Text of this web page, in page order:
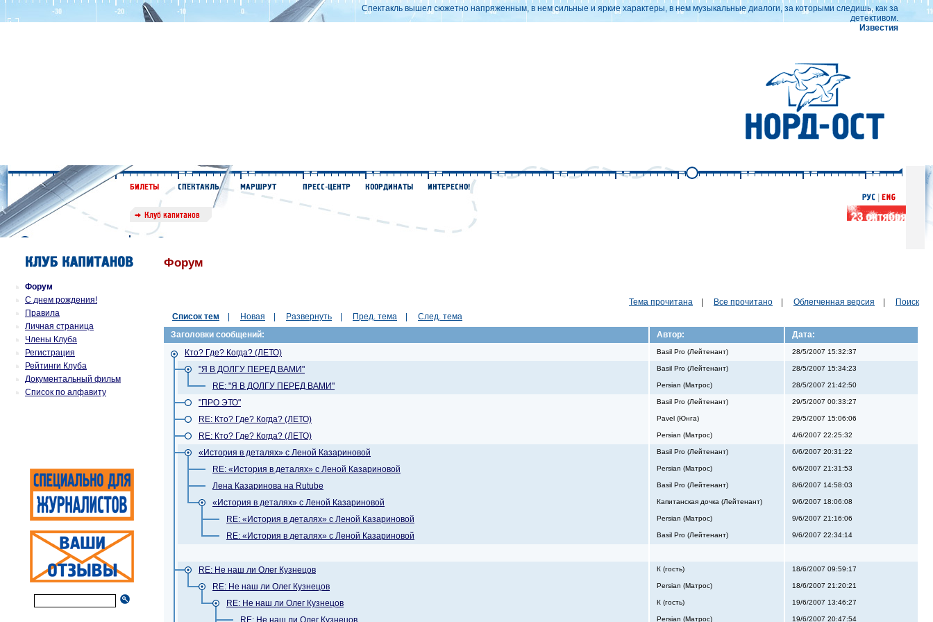
Спектакль вышел сюжетно напряженным, в нем сильные и яркие характеры, в нем музыкальные диалоги, за которыми следишь, как за
детективом.
Известия
Форум
С днем рождения!
Правила
Личная страница
Члены Клуба
Регистрация
Рейтинги Клуба
Документальный фильм
Список по алфавиту
Форум
Тема прочитана Все прочитано Облегченная версия
Поиск
Список тем
Новая Развернуть Пред. тема
След. тема
Заголовки сообщений:
Автор:
Дата:
Кто? Где? Когда? (ЛЕТО)
Basil Pro (Лейтенант) 28/5/2007 15:32:37
"Я В ДОЛГУ ПЕРЕД ВАМИ" Basil Pro (Лейтенант) 28/5/2007 15:34:23
RE: "Я В ДОЛГУ ПЕРЕД ВАМИ" Persian (Матрос) 28/5/2007 21:42:50
"ПРО ЭТО" Basil Pro (Лейтенант) 29/5/2007 00:33:27
RE: Кто? Где? Когда? (ЛЕТО) Pavel (Юнга) 29/5/2007 15:06:06
RE: Кто? Где? Когда? (ЛЕТО) Persian (Матрос) 4/6/2007 22:25:32
«История в деталях» с Леной Казариновой Basil Pro (Лейтенант) 6/6/2007 20:31:22
RE: «История в деталях» с Леной Казариновой Persian (Матрос) 6/6/2007 21:31:53
Лена Казаринова на Rutube Basil Pro (Лейтенант) 8/6/2007 14:58:03
«История в деталях» с Леной Казариновой Капитанская дочка (Лейтенант) 9/6/2007 18:06:08
RE: «История в деталях» с Леной Казариновой Persian (Матрос) 9/6/2007 21:16:06
RE: «История в деталях» с Леной Казариновой Basil Pro (Лейтенант) 9/6/2007 22:34:14
RE: Не наш ли Олег Кузнецов К (гость) 18/6/2007 09:59:17
RE: Не наш ли Олег Кузнецов Persian (Матрос) 18/6/2007 21:20:21
RE: Не наш ли Олег Кузнецов К (гость) 19/6/2007 13:46:27
RE: Не наш ли Олег Кузнецов Persian (Матрос) 19/6/2007 20:47:54